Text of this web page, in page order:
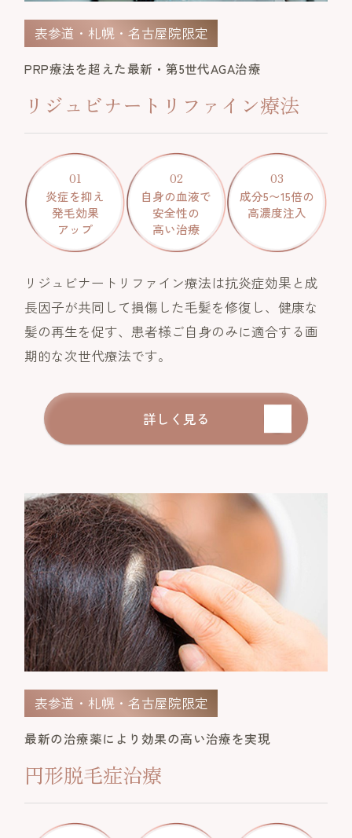
表参道・札幌・名古屋院限定
PRP療法を超えた最新・第5世代AGA治療
リジュビナートリファイン療法
01
炎症を抑え
発毛効果
アップ
02
自身の血液で
安全性の
高い治療
03
成分5〜15倍の
高濃度注入
リジュビナートリファイン療法は抗炎症効果と成
長因子が共同して損傷した毛髪を修復し、健康な
髪の再生を促す、患者様ご自身のみに適合する画
期的な次世代療法です。
詳しく見る
表参道・札幌・名古屋院限定
最新の治療薬により効果の高い治療を実現
円形脱毛症治療